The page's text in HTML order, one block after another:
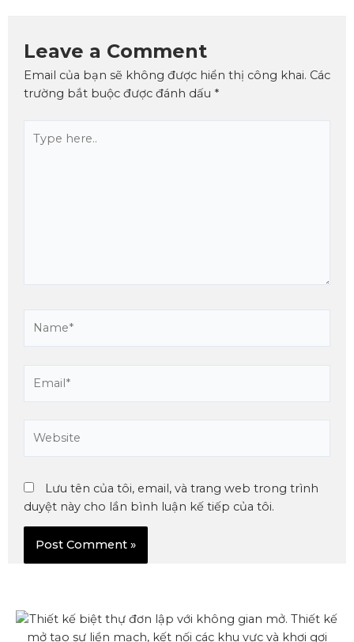
Leave a Comment
Email của bạn sẽ không được hiển thị công khai. Các
trường bắt buộc được đánh dấu *
Lưu tên của tôi, email, và trang web trong trình
duyệt này cho lần bình luận kế tiếp của tôi.